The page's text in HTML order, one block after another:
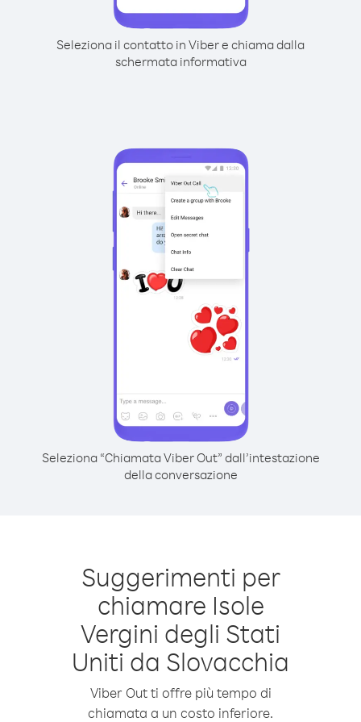
Seleziona il contatto in Viber e chiama dalla
schermata informativa
Seleziona “Chiamata Viber Out” dall’intestazione
della conversazione
Suggerimenti per
chiamare Isole
Vergini degli Stati
Uniti da Slovacchia
Viber Out ti offre più tempo di
chiamata a un costo inferiore.